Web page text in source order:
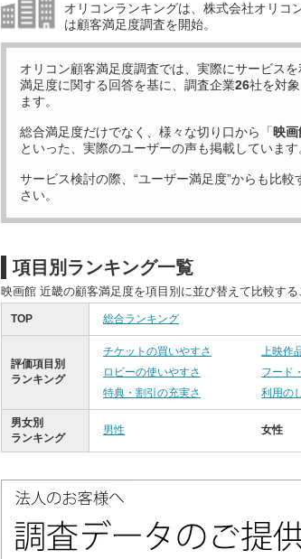
オリコンランキングは、株式会社オリコ
は顧客満足度調査を開始。
オリコン顧客満足度調査では、実際にサービスを
満足度に関する回答を基に、調査企業26社を対
ます。
総合満足度だけでなく、様々な切り口から「映
といった、実際のユーザーの声も掲載しています
サービス検討の際、“ユーザー満足度”からも比較
さい。
項目別ランキング一覧
映画館 近畿の顧客満足度を項目別に並び替えて比較する
TOP 総合ランキング
評価項目別
ランキング
チケットの買いやすさ 上映作
ロビーの使いやすさ
フード
特典・割引の充実さ
利用の
男女別
ランキング
男性 女性